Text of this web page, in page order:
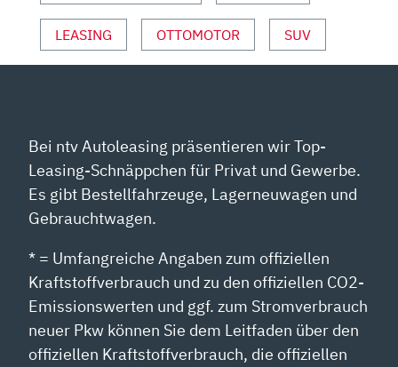
LEASING OTTOMOTOR SUV
Bei ntv Autoleasing präsentieren wir Top-
Leasing-Schnäppchen für Privat und Gewerbe.
Es gibt Bestellfahrzeuge, Lagerneuwagen und
Gebrauchtwagen.
* = Umfangreiche Angaben zum offiziellen
Kraftstoffverbrauch und zu den offiziellen CO2-
Emissionswerten und ggf. zum Stromverbrauch
neuer Pkw können Sie dem Leitfaden über den
offiziellen Kraftstoffverbrauch, die offiziellen